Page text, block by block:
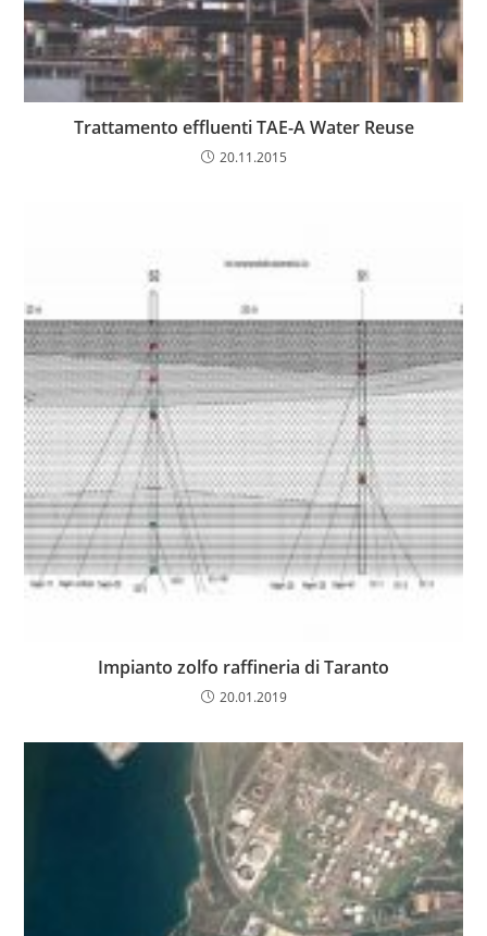
Trattamento effluenti TAE-A Water Reuse
20.11.2015
Impianto zolfo raffineria di Taranto
20.01.2019